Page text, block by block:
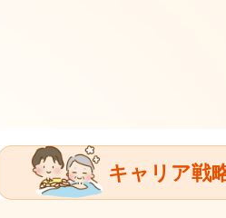
キャリア戦